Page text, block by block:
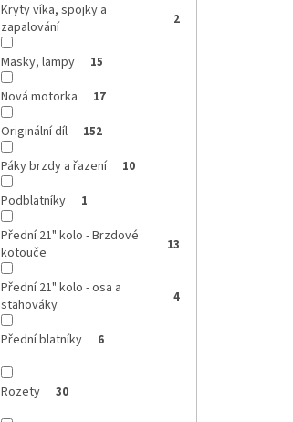
Kryty víka, spojky a
zapalování
2
Masky, lampy 15
Nová motorka 17
Originální díl 152
Páky brzdy a řazení 10
Podblatníky 1
Přední 21" kolo - Brzdové
kotouče
13
Přední 21" kolo - osa a
stahováky
4
Přední blatníky 6
Rozety 30